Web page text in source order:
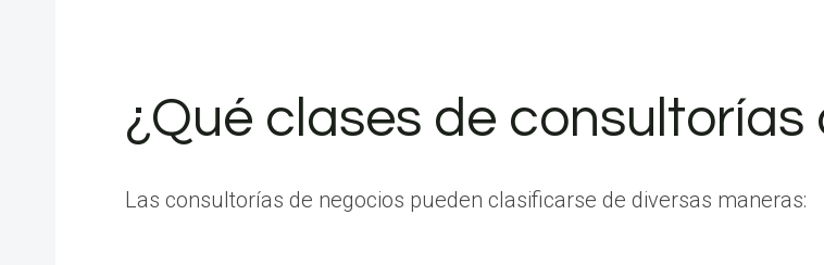
¿Qué clases de
Las consultorías de negocios pueden clasificarse de diversas maneras: